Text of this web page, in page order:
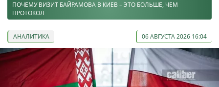
ПОЧЕМУ ВИЗИТ БАЙРАМОВА В КИЕВ – ЭТО БОЛЬШЕ, ЧЕМ
ПРОТОКОЛ
АНАЛИТИКА 06 АВГУСТА 2026 16:04